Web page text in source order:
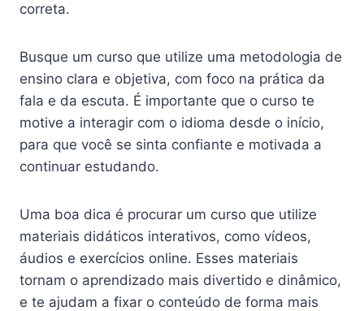
correta.
Busque um curso que utilize uma metodologia de
ensino clara e objetiva, com foco na prática da
fala e da escuta. É importante que o curso te
motive a interagir com o idioma desde o início,
para que você se sinta confiante e motivada a
continuar estudando.
Uma boa dica é procurar um curso que utilize
materiais didáticos interativos, como vídeos,
áudios e exercícios online. Esses materiais
tornam o aprendizado mais divertido e dinâmico,
e te ajudam a fixar o conteúdo de forma mais